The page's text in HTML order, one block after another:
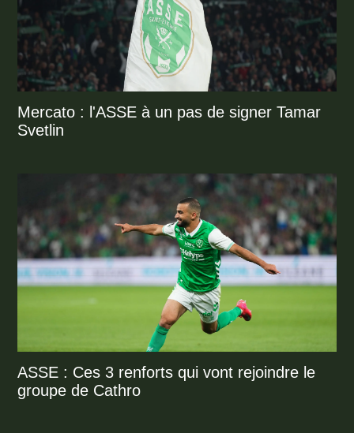
Mercato : l'ASSE à un pas de signer Tamar
Svetlin
ASSE : Ces 3 renforts qui vont rejoindre le
groupe de Cathro